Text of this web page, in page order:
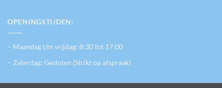
OPENINGSTIJDEN:
– Maandag t/m vrijdag: 8:30 tot 17:00
– Zaterdag: Gesloten (Strikt op afspraak)